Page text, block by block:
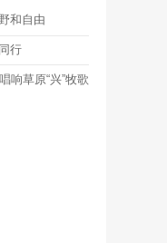
和自由
行
响草原“兴”牧歌